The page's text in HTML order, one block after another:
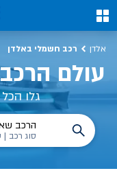
0
אלדן רכב חשמלי באלדן
עולם
גלו
הרכב
סוג רכב |
הכל על רכב חשמלי, שימושים,